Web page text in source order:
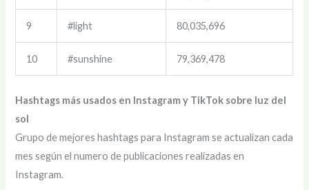
9 #light 80,035,696
10 #sunshine 79,369,478
Hashtags más usados en Instagram y TikTok sobre luz del
sol
Grupo de mejores hashtags para Instagram se actualizan cada
mes según el numero de publicaciones realizadas en
Instagram.